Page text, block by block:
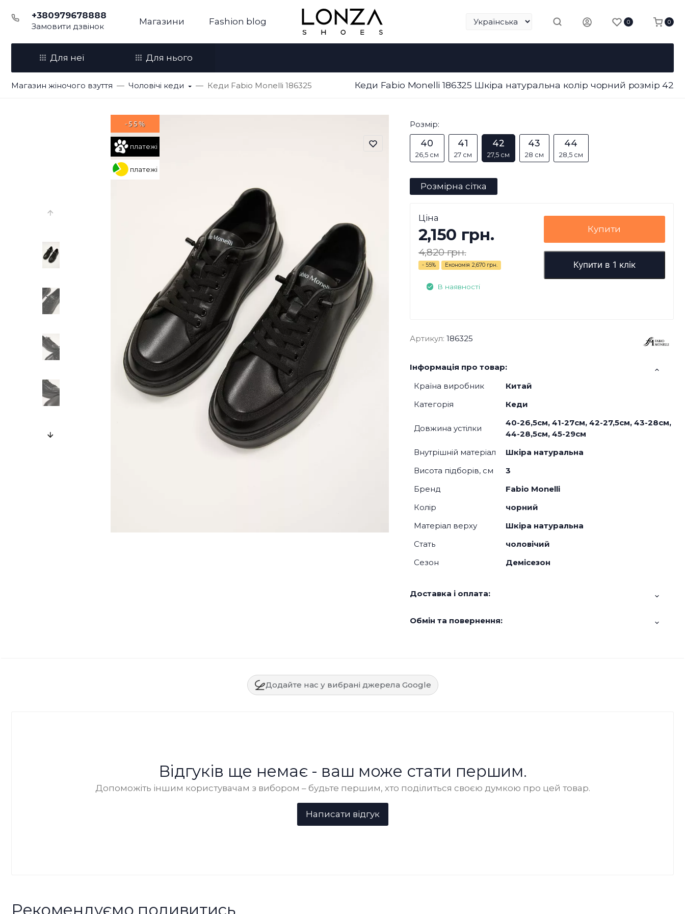
+380979678888
Замовити дзвінок Магазини Fashion blog 0 0
Для неї Для нього
Магазин жіночого взуття Чоловічі кеди Кеди Fabio Monelli 186325 Кеди Fabio Monelli 186325 Шкіра натуральна колір чорний розмір 42
платежі
платежі
-55% Розмір:
40
26,5 см
41
27 см
42
27,5 см
43
28 см
44
28,5 см
Розмірна сітка
Ціна
2,150 грн.
4,820 грн.
- 55% Економія 2,670 грн.
В наявності
Купити
Купити в 1 клік
Артикул: 186325
Інформація про товар:
Країна виробник
Китай
Категорія
Кеди
Довжина устілки
40-26,5см, 41-27см, 42-27,5см, 43-28см,
44-28,5см, 45-29см
Внутрішній матеріал
Шкіра натуральна
Висота підборів, см
3
Бренд
Fabio Monelli
Колір
чорний
Матеріал верху
Шкіра натуральна
Стать
чоловічий
Сезон
Демісезон
Доставка і оплата:
Обмін та повернення:
Додайте нас у вибрані джерела Google
Відгуків ще немає - ваш може стати першим.
Допоможіть іншим користувачам з вибором – будьте першим, хто поділиться своєю думкою про цей товар.
Рекомендуємо подивитись